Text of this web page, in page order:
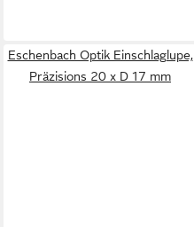
Eschenbach Optik Einschlaglupe,
Präzisions 20 x D 17 mm